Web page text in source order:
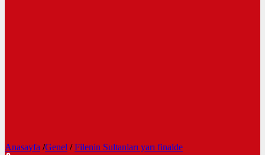
Anasayfa /Genel / Filenin Sultanları yarı finalde